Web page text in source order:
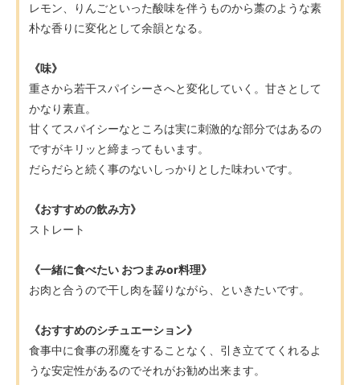
レモン、りんごといった酸味を伴うものから藁のような素
朴な香りに変化として余韻となる。
《味》
重さから若干スパイシーさへと変化していく。甘さとして
かなり素直。
甘くてスパイシーなところは実に刺激的な部分ではあるの
ですがキリッと締まってもいます。
だらだらと続く事のないしっかりとした味わいです。
《おすすめの飲み方》
ストレート
《一緒に食べたい おつまみor料理》
お肉と合うので干し肉を齧りながら、といきたいです。
《おすすめのシチュエーション》
食事中に食事の邪魔をすることなく、引き立ててくれるよ
うな安定性があるのでそれがお勧め出来ます。